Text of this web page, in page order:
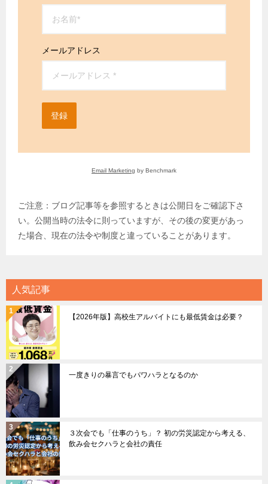
メールアドレス
登録
Email Marketing by Benchmark
ご注意：ブログ記事等を参照するときは公開日をご確認下さ
い。公開当時の法令に則っていますが、その後の変更があっ
た場合、現在の法令や制度と違っていることがあります。
人気記事
【2026年版】高校生アルバイトにも最低賃金は必要？
一度きりの暴言でもパワハラとなるのか
３次会でも「仕事のうち」？ 初の労災認定から考える、
飲み会セクハラと会社の責任